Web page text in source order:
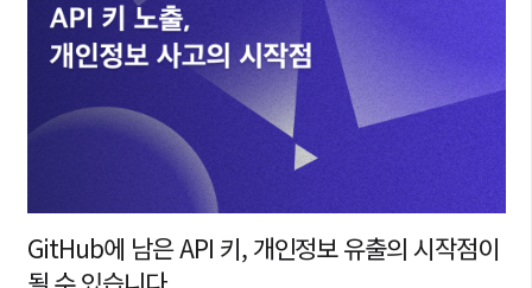
GitHub에 남은 API 키, 개인정보 유출의 시작점이